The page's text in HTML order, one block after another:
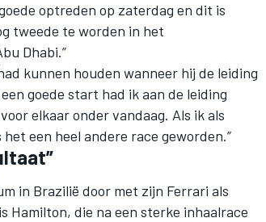
optreden op zaterdag en dit is
tweede te worden in het
Dhabi.”
kunnen houden wanneer hij de leiding
goede start had ik aan de leiding
elkaar onder vandaag. Als ik als
een heel andere race geworden.”
in Brazilië door met zijn Ferrari als
Hamilton, die na een sterke inhaalrace